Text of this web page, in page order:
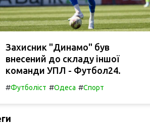
Захисник "Динамо" був
внесений до складу іншої
команди УПЛ - Футбол24.
#Футболіст #Одеса #Спорт